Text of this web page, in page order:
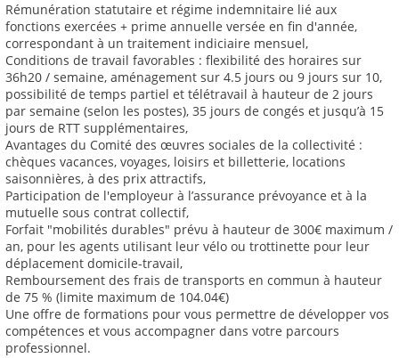
Rémunération statutaire et régime indemnitaire lié aux
fonctions exercées + prime annuelle versée en fin d'année,
correspondant à un traitement indiciaire mensuel,
Conditions de travail favorables : flexibilité des horaires sur
36h20 / semaine, aménagement sur 4.5 jours ou 9 jours sur 10,
possibilité de temps partiel et télétravail à hauteur de 2 jours
par semaine (selon les postes), 35 jours de congés et jusqu’à 15
jours de RTT supplémentaires,
Avantages du Comité des œuvres sociales de la collectivité :
chèques vacances, voyages, loisirs et billetterie, locations
saisonnières, à des prix attractifs,
Participation de l'employeur à l’assurance prévoyance et à la
mutuelle sous contrat collectif,
Forfait "mobilités durables" prévu à hauteur de 300€ maximum /
an, pour les agents utilisant leur vélo ou trottinette pour leur
déplacement domicile-travail,
Remboursement des frais de transports en commun à hauteur
de 75 % (limite maximum de 104.04€)
Une offre de formations pour vous permettre de développer vos
compétences et vous accompagner dans votre parcours
professionnel.